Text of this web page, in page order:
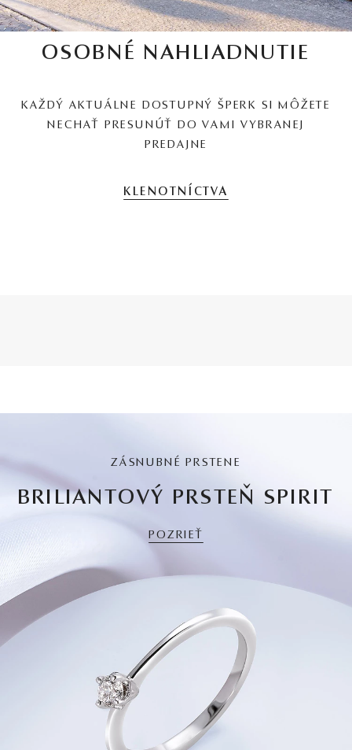
OSOBNÉ NAHLIADNUTIE
KAŽDÝ AKTUÁLNE DOSTUPNÝ ŠPERK SI MÔŽETE
NECHAŤ PRESUNÚŤ DO VAMI VYBRANEJ
PREDAJNE
KLENOTNÍCTVA
ZÁSNUBNÉ PRSTENE
BRILIANTOVÝ PRSTEŇ SPIRIT
POZRIEŤ